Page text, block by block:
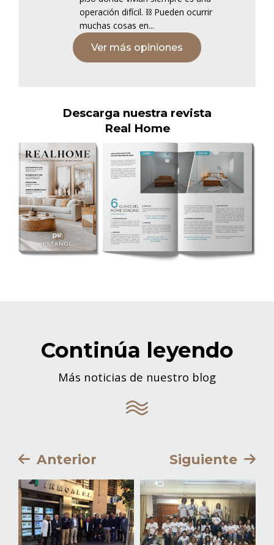
operación difícil. ⛓️ Pueden ocurrir
muchas cosas en...
Ver más opiniones
Descarga nuestra revista
Real Home
Continúa leyendo
Más noticias de nuestro blog
Anterior Siguiente